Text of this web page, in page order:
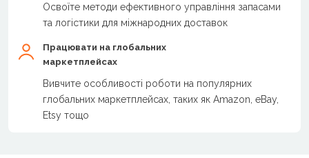
Освоїте методи ефективного управління запасами
та логістики для міжнародних доставок
Працювати на глобальних
маркетплейсах
Вивчите особливості роботи на популярних
глобальних маркетплейсах, таких як Amazon, eBay,
Etsy тощо